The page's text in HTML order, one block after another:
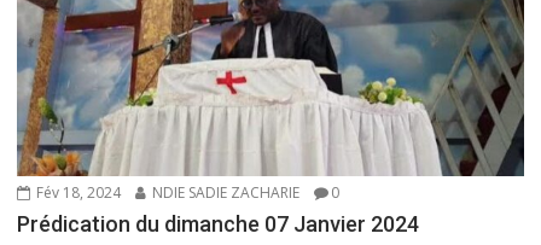
Fév 18, 2024 NDIE SADIE ZACHARIE 0
Prédication du dimanche 07 Janvier 2024